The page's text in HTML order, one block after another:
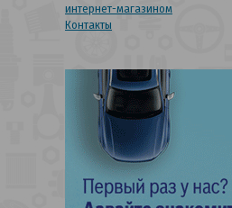
интернет-магазином
Контакты